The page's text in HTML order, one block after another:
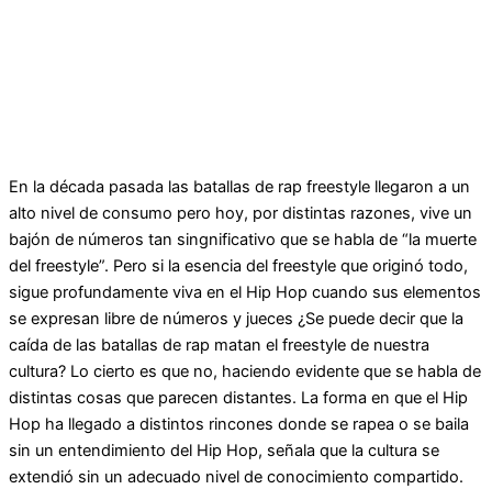
En la década pasada las batallas de rap freestyle llegaron a un
alto nivel de consumo pero hoy, por distintas razones, vive un
bajón de números tan singnificativo que se habla de “la muerte
del freestyle”. Pero si la esencia del freestyle que originó todo,
sigue profundamente viva en el Hip Hop cuando sus elementos
se expresan libre de números y jueces ¿Se puede decir que la
caída de las batallas de rap matan el freestyle de nuestra
cultura? Lo cierto es que no, haciendo evidente que se habla de
distintas cosas que parecen distantes. La forma en que el Hip
Hop ha llegado a distintos rincones donde se rapea o se baila
sin un entendimiento del Hip Hop, señala que la cultura se
extendió sin un adecuado nivel de conocimiento compartido.